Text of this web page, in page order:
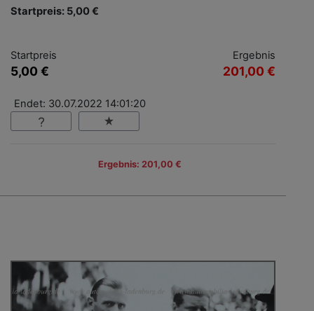
Startpreis: 5,00 €
Startpreis
5,00 €
Ergebnis
201,00 €
Endet: 30.07.2022 14:01:20
Ergebnis: 201,00 €